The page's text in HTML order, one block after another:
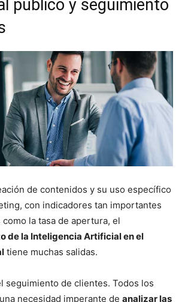
público y seguimiento
de contenidos y su uso específico
con indicadores tan importantes
la tasa de apertura, el
de la Inteligencia Artificial en el
tiene muchas salidas.
seguimiento de clientes. Todos los
necesidad imperante de analizar las